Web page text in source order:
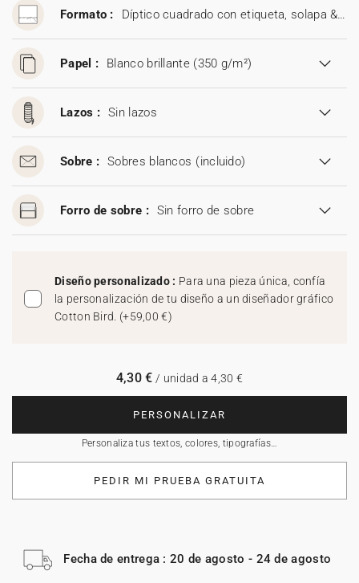
Formato : Díptico cuadrado con etiqueta, solapa & tarjeta (13,6 x 13,6 cm)
Papel : Blanco brillante (350 g/m²)
Lazos : Sin lazos
Sobre : Sobres blancos (incluido)
Forro de sobre : Sin forro de sobre
Diseño personalizado : Para una pieza única, confía
la personalización de tu diseño a un diseñador gráfico
Cotton Bird. (+59,00 €)
PERSONALIZAR
Personaliza tus textos, colores, tipografías…
4,30 € / unidad a 4,30 €
PEDIR MI PRUEBA GRATUITA
Fecha de entrega : 20 de agosto - 24 de agosto